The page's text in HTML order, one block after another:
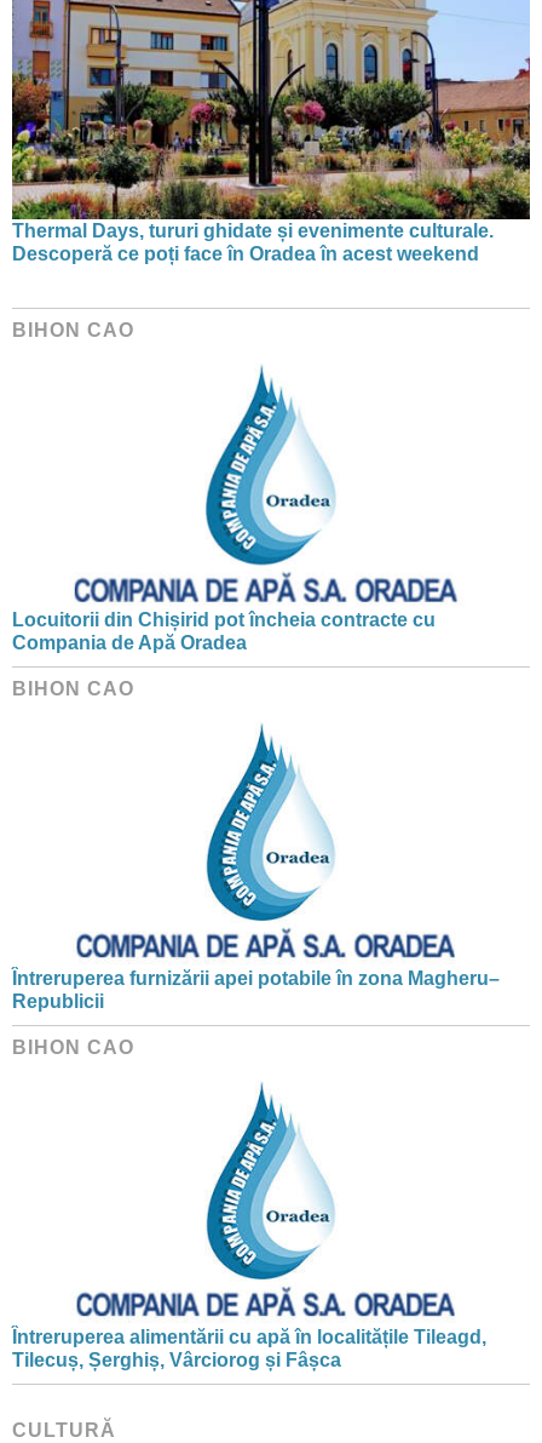
Thermal Days, tururi ghidate și evenimente culturale.
Descoperă ce poți face în Oradea în acest weekend
BIHON CAO
Locuitorii din Chișirid pot încheia contracte cu
Compania de Apă Oradea
BIHON CAO
Întreruperea furnizării apei potabile în zona Magheru–
Republicii
BIHON CAO
Întreruperea alimentării cu apă în localitățile Tileagd,
Tilecuș, Șerghiș, Vârciorog și Fâșca
CULTURĂ